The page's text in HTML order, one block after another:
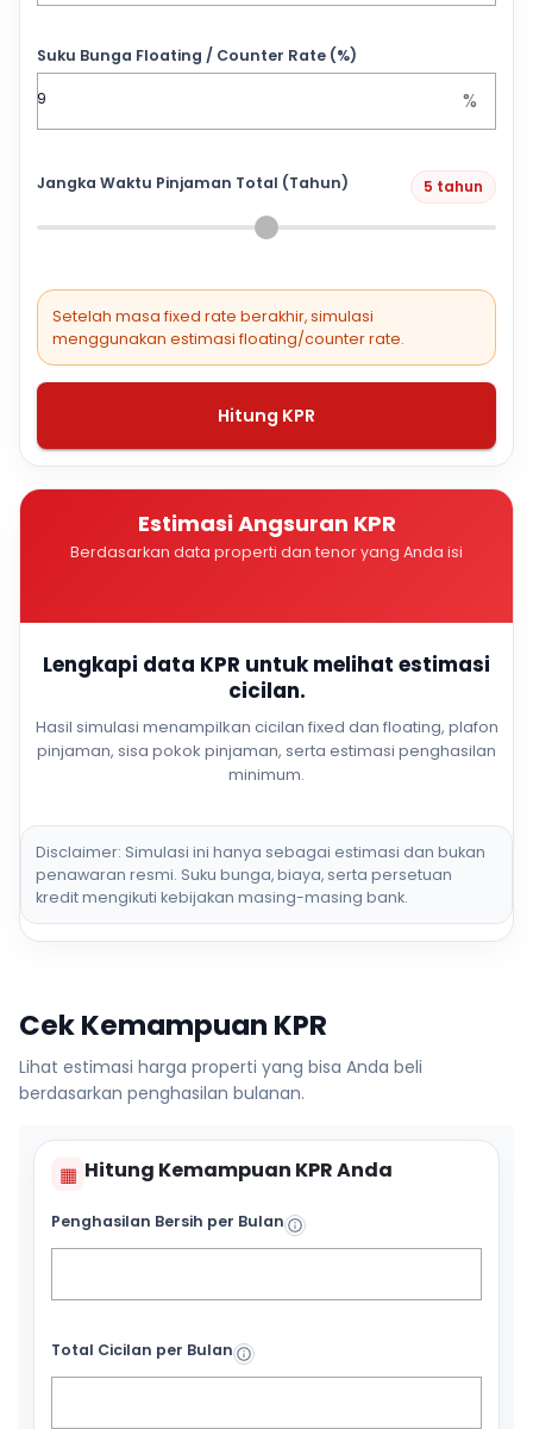
Suku Bunga Floating / Counter Rate (%)
%
Jangka Waktu Pinjaman Total (Tahun) 5 tahun
Setelah masa fixed rate berakhir, simulasi
menggunakan estimasi floating/counter rate.
Hitung KPR
Estimasi Angsuran KPR
Berdasarkan data properti dan tenor yang Anda isi
Lengkapi data KPR untuk melihat estimasi
cicilan.
Hasil simulasi menampilkan cicilan fixed dan floating, plafon
pinjaman, sisa pokok pinjaman, serta estimasi penghasilan
minimum.
Disclaimer: Simulasi ini hanya sebagai estimasi dan bukan
penawaran resmi. Suku bunga, biaya, serta persetuan
kredit mengikuti kebijakan masing-masing bank.
Cek Kemampuan KPR
Lihat estimasi harga properti yang bisa Anda beli
berdasarkan penghasilan bulanan.
▦ Hitung Kemampuan KPR Anda
Penghasilan Bersih per Bulan
Total Cicilan per Bulan